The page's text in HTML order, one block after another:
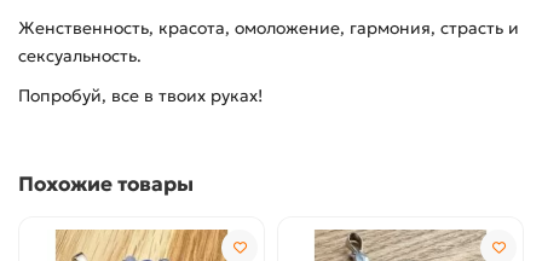
Женственность, красота, омоложение, гармония, страсть и
сексуальность.
Попробуй, все в твоих руках!
Похожие товары